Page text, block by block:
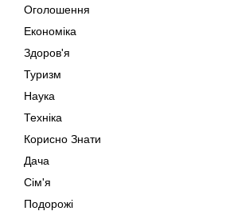
Оголошення
Економіка
Здоров'я
Туризм
Наука
Техніка
Корисно Знати
Дача
Сім'я
Подорожі